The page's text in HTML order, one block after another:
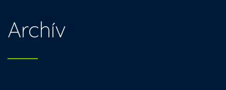
Archív